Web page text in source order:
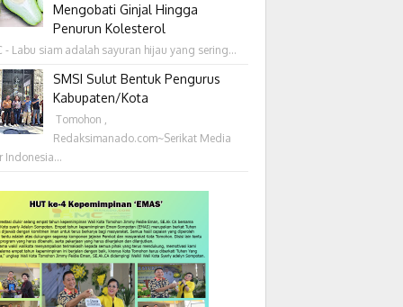
Mengobati Ginjal Hingga
Penurun Kolesterol
- Labu siam adalah sayuran hijau yang sering...
SMSI Sulut Bentuk Pengurus
Kabupaten/Kota
‎ Tomohon ,
Redaksimanado.com~Serikat Media
Indonesia...